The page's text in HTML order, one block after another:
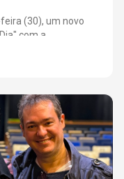
(30), um novo
com a
divide a cena
do filme.